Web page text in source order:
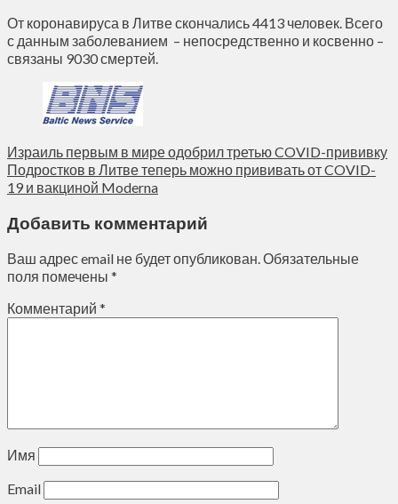
От коронавируса в Литве скончались 4413 человек. Всего
с данным заболеванием – непосредственно и косвенно –
связаны 9030 смертей.
Израиль первым в мире одобрил третью COVID-прививку
Подростков в Литве теперь можно прививать от COVID-
19 и вакциной Moderna
Добавить комментарий
Ваш адрес email не будет опубликован.Обязательные
поля помечены *
Комментарий *
Имя
Email